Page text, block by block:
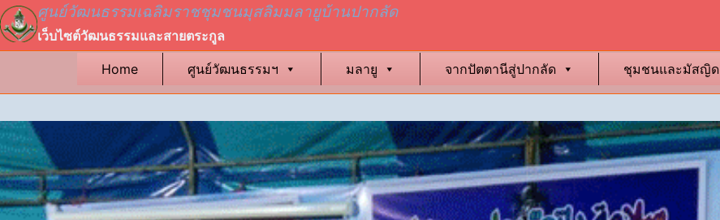
Skip
to
content
ศูนย์วัฒนธรรมเฉลิมราชชุมชนมุสลิมมลายูบ้านปากลัด
เว็บไซต์วัฒนธรรมและสายตระกูล
Home ศูนย์วัฒนธรรมฯ มลายู จากปัตตานีสู่ปากลัด ชุมชนและมัสญิด